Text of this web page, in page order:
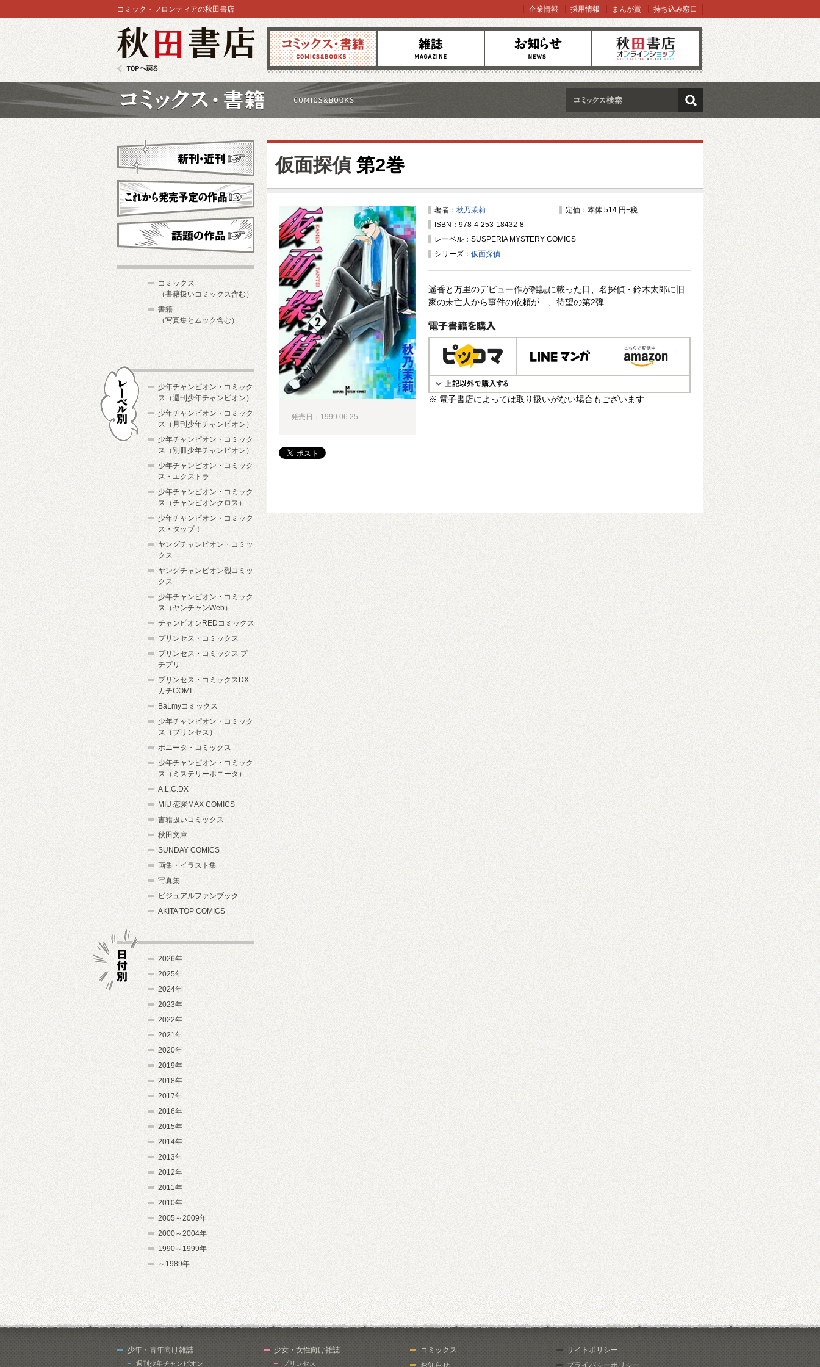
コミックス 雑誌 お知らせ オンラインショップ
コミック・フロンティアの秋田書店 企業情報 採用情報 まんが賞 持ち込み窓口
検索
仮面探偵第2巻
著者： 秋乃茉莉
定価：本体 514 円+税
ISBN：978-4-253-18432-8
レーベル：SUSPERIA MYSTERY COMICS
シリーズ： 仮面探偵
遥香と万里のデビュー作が雑誌に載った日、名探偵・鈴木太郎に旧
家の未亡人から事件の依頼が…、待望の第2弾
電子書籍で購入
※ 電子書店によっては取り扱いがない場合もございます
発売日：1999.06.25
新刊・近刊
これから発売予定
コミックス
（書籍扱いコミックス含む）
書籍
（写真集とムック含む）
少年チャンピオン・コミック
ス（週刊少年チャンピオン）
少年チャンピオン・コミック
ス（月刊少年チャンピオン）
少年チャンピオン・コミック
ス（別冊少年チャンピオン）
少年チャンピオン・コミック
ス・エクストラ
少年チャンピオン・コミック
ス（チャンピオンクロス）
少年チャンピオン・コミック
ス・タップ！
ヤングチャンピオン・コミッ
クス
ヤングチャンピオン烈コミッ
クス
少年チャンピオン・コミック
ス（ヤンチャンWeb）
チャンピオンREDコミックス
プリンセス・コミックス
プリンセス・コミックス プ
チプリ
プリンセス・コミックスDX
カチCOMI
BaLmyコミックス
少年チャンピオン・コミック
ス（プリンセス）
ボニータ・コミックス
少年チャンピオン・コミック
ス（ミステリーボニータ）
A.L.C.DX
MIU 恋愛MAX COMICS
書籍扱いコミックス
秋田文庫
SUNDAY COMICS
画集・イラスト集
写真集
ビジュアルファンブック
AKITA TOP COMICS
2026年
2025年
2024年
2023年
2022年
2021年
2020年
2019年
2018年
2017年
2016年
2015年
2014年
2013年
2012年
2011年
2010年
2005～2009年
2000～2004年
1990～1999年
～1989年
少年・青年向け雑誌
週刊少年チャンピオン
少女・女性向け雑誌
プリンセス
コミックス
お知らせ
サイトポリシー
プライバシーポリシー